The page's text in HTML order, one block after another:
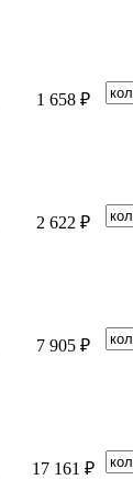
1 658 ₽
2 622 ₽
7 905 ₽
17 161 ₽